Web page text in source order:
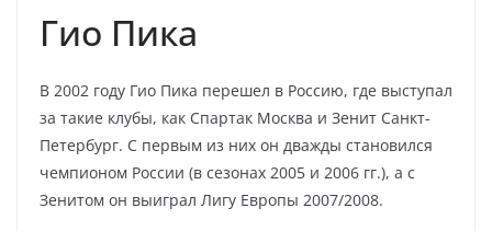
Гио Пика
В 2002 году Гио Пика перешел в Россию, где выступал
за такие клубы, как Спартак Москва и Зенит Санкт-
Петербург. С первым из них он дважды становился
чемпионом России (в сезонах 2005 и 2006 гг.), а с
Зенитом он выиграл Лигу Европы 2007/2008.